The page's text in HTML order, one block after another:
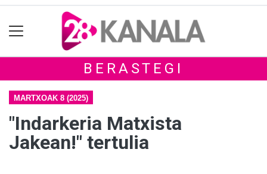
BERASTEGI
MARTXOAK 8 (2025)
"Indarkeria Matxista
Jakean!" tertulia